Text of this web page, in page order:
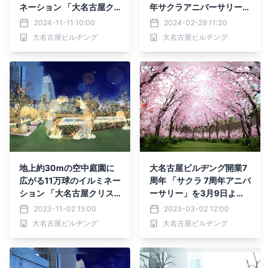
ネーション 「大名古屋ク
リスマスイルミネーショ
ン」を11月13日(水)より開
催
2024-11-11 10:00
大名古屋ビルヂング
年サクラアニバーサリー」
を3月6日より開催
2024-02-29 11:30
大名古屋ビルヂング
地上約30mの空中庭園に
広がる11万球のイルミネー
ション 「大名古屋クリス
マスイルミネーション」を
11月8日より開催
2023-11-02 15:00
大名古屋ビルヂング
大名古屋ビルヂング開業7
周年 「サクラ 7周年アニバ
ーサリー」を3月9日より
開催2023-03-02 12:00
大名古屋ビルヂング